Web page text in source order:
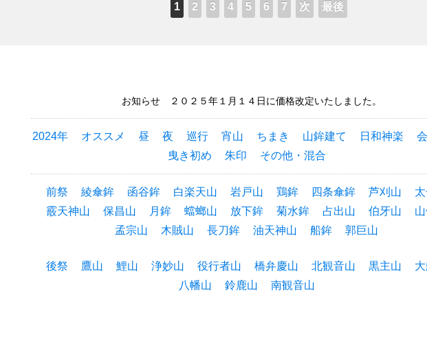
1 2 3 4 5 6 7 次 最後
お知らせ ２０２５年１月１４日に価格改定いたしました。
2024年 オススメ 昼 夜 巡行 宵山 ちまき 山鉾建て 日和神楽
曳き初め
朱印 その他・混合
前祭 綾傘鉾 函谷鉾 白楽天山 岩戸山 鶏鉾 四条傘鉾 芦刈山
霰天神山
保昌山 月鉾 蟷螂山 放下鉾 菊水鉾 占出山 伯牙山
孟宗山
木賊山 長刀鉾 油天神山 船鉾 郭巨山
後祭 鷹山 鯉山 浄妙山 役行者山 橋弁慶山 北観音山 黒主山
八幡山
鈴鹿山 南観音山